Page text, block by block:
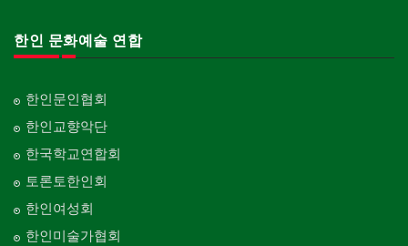
한인 문화예술 연합
한인문인협회
한인교향악단
한국학교연합회
토론토한인회
한인여성회
한인미술가협회